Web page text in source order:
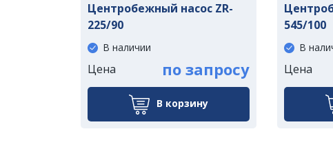
Центробежный насос ZR-
225/90
В наличии
Цена по запросу
В корзину
545/100
В
Цена